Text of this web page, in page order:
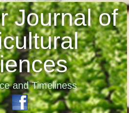
Journal of
and Timeliness